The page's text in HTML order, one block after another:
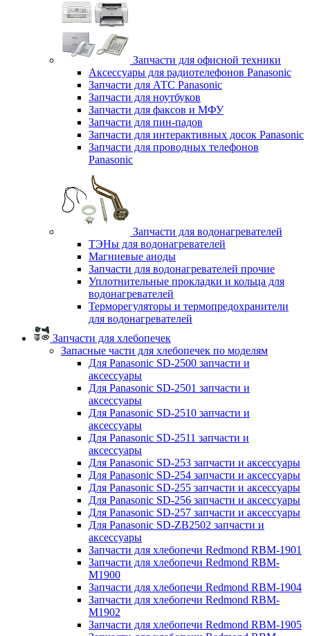
Запчасти для офисной техники
Аксессуары для радиотелефонов Panasonic
Запчасти для АТС Panasonic
Запчасти для ноутбуков
Запчасти для факсов и МФУ
Запчасти для пин-падов
Запчасти для интерактивных досок Panasonic
Запчасти для проводных телефонов
Panasonic
Запчасти для водонагревателей
ТЭНы для водонагревателей
Магниевые аноды
Запчасти для водонагревателей прочие
Уплотнительные прокладки и кольца для
водонагревателей
Терморегуляторы и термопредохранители
для водонагревателей
Запчасти для хлебопечек
Запасные части для хлебопечек по моделям
Для Panasonic SD-2500 запчасти и
аксессуары
Для Panasonic SD-2501 запчасти и
аксессуары
Для Panasonic SD-2510 запчасти и
аксессуары
Для Panasonic SD-2511 запчасти и
аксессуары
Для Panasonic SD-253 запчасти и аксессуары
Для Panasonic SD-254 запчасти и аксессуары
Для Panasonic SD-255 запчасти и аксессуары
Для Panasonic SD-256 запчасти и аксессуары
Для Panasonic SD-257 запчасти и аксессуары
Для Panasonic SD-ZB2502 запчасти и
аксессуары
Запчасти для хлебопечи Redmond RBM-1901
Запчасти для хлебопечи Redmond RBM-
M1900
Запчасти для хлебопечи Redmond RBM-1904
Запчасти для хлебопечи Redmond RBM-
M1902
Запчасти для хлебопечи Redmond RBM-1905